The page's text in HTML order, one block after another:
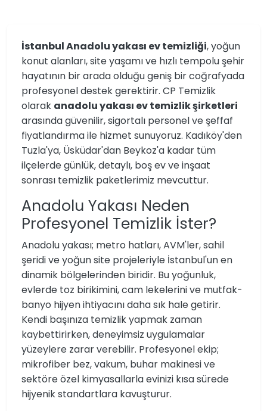
İstanbul Anadolu yakası ev temizliği, yoğun
konut alanları, site yaşamı ve hızlı tempolu şehir
hayatının bir arada olduğu geniş bir coğrafyada
profesyonel destek gerektirir. CP Temizlik
olarak anadolu yakası ev temizlik şirketleri
arasında güvenilir, sigortalı personel ve şeffaf
fiyatlandırma ile hizmet sunuyoruz. Kadıköy'den
Tuzla'ya, Üsküdar'dan Beykoz'a kadar tüm
ilçelerde günlük, detaylı, boş ev ve inşaat
sonrası temizlik paketlerimiz mevcuttur.
Anadolu Yakası Neden
Profesyonel Temizlik İster?
Anadolu yakası; metro hatları, AVM'ler, sahil
şeridi ve yoğun site projeleriyle İstanbul'un en
dinamik bölgelerinden biridir. Bu yoğunluk,
evlerde toz birikimini, cam lekelerini ve mutfak-
banyo hijyen ihtiyacını daha sık hale getirir.
Kendi başınıza temizlik yapmak zaman
kaybettirirken, deneyimsiz uygulamalar
yüzeylere zarar verebilir. Profesyonel ekip;
mikrofiber bez, vakum, buhar makinesi ve
sektöre özel kimyasallarla evinizi kısa sürede
hijyenik standartlara kavuşturur.